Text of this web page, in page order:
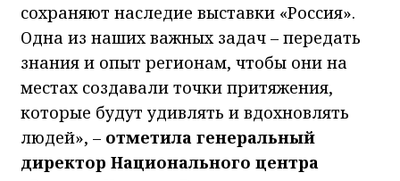
сохраняют наследие выставки «Россия».
Одна из наших важных задач – передать
знания и опыт регионам, чтобы они на
местах создавали точки притяжения,
которые будут удивлять и вдохновлять
людей», – отметила генеральный
директор Национального центра